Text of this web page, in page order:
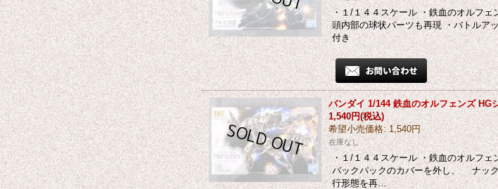
・１/１４４スケール ・鉄血のオルフ
頭内部の球状パーツも再現 ・バトルア
付き
バンダイ 1/144 鉄血のオルフェンズ HG
1,540円(税込)
希望小売価格: 1,540円
在庫なし
・１/１４４スケール ・鉄血のオルフ
バックパックのカバーを外し、 ナッ
行形態を再…